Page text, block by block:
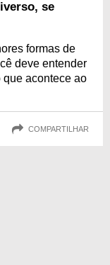
se
formas de
deve entender
que acontece ao
COMPARTILHAR